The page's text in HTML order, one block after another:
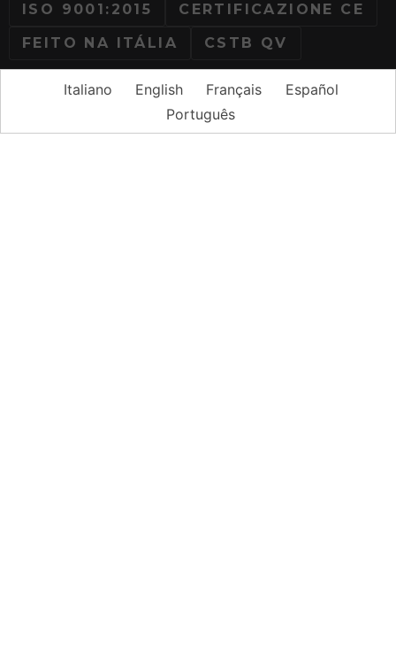
ISO 9001:2015
CERTIFICAZIONE CE
FEITO NA ITÁLIA
CSTB QV
Italiano English Français
Español
Português